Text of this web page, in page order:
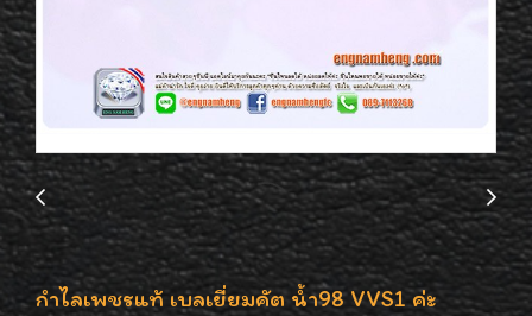
กำไลเพชรแท้ เบลเยี่ยมคัต น้ำ98 VVS1 ค่ะ